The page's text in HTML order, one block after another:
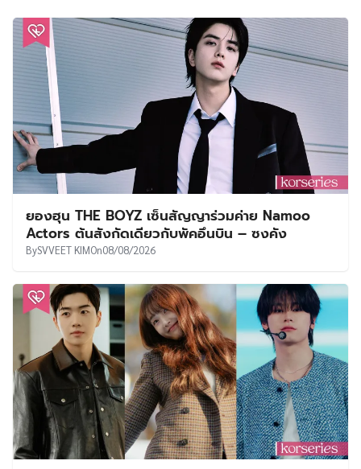
ยองฮุน THE BOYZ เซ็นสัญญาร่วมค่าย Namoo
Actors ต้นสังกัดเดียวกับพัคอึนบิน – ซงคัง
BySVVEET KIMOn08/08/2026